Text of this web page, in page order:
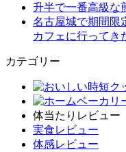
升半で一番高級な
名古屋城で期間限
カフェに行ってき
カテゴリー
体当たりレビュー
実食レビュー
体感レビュー